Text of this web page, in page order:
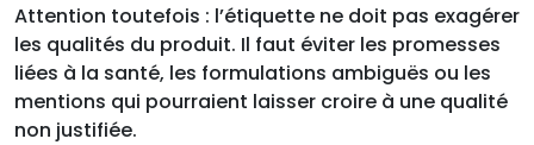
Attention toutefois : l’étiquette ne doit pas exagérer
les qualités du produit. Il faut éviter les promesses
liées à la santé, les formulations ambiguës ou les
mentions qui pourraient laisser croire à une qualité
non justifiée.